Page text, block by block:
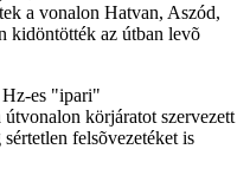
a vonalon Hatvan, Aszód,
kidöntötték az útban levõ
Hz-es "ipari"
körjáratot szervezett
felsõvezetéket is